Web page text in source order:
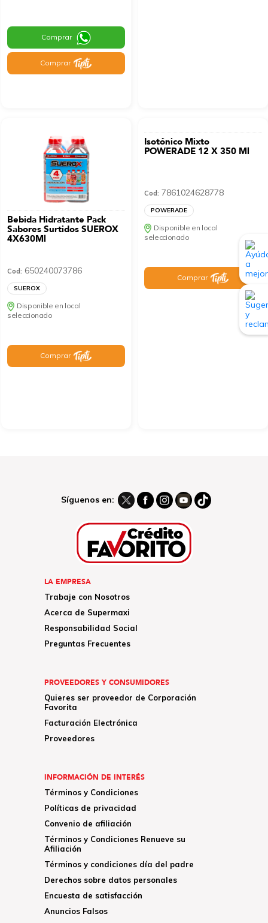
Comprar
Comprar
Bebida Hidratante Pack
Sabores Surtidos SUEROX
4X630Ml
Cod: 650240073786
SUEROX
Disponible en local
seleccionado
Comprar
Isotónico Mixto
POWERADE 12 X 350 Ml
Cod: 7861024628778
POWERADE
Disponible en local
seleccionado
Comprar
Síguenos en:
LA EMPRESA
Trabaje con Nosotros
Acerca de Supermaxi
Responsabilidad Social
Preguntas Frecuentes
PROVEEDORES Y CONSUMIDORES
Quieres ser proveedor de Corporación
Favorita
Facturación Electrónica
Proveedores
INFORMACIÓN DE INTERÉS
Términos y Condiciones
Políticas de privacidad
Convenio de afiliación
Términos y Condiciones Renueve su
Afiliación
Términos y condiciones día del padre
Derechos sobre datos personales
Encuesta de satisfacción
Anuncios Falsos